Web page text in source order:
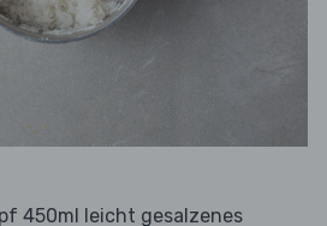
450ml leicht gesalzenes